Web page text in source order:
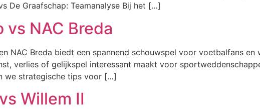
De Graafschap: Teamanalyse Bij het […]
vs NAC Breda
NAC Breda biedt een spannend schouwspel voor voetbalfans en
verlies of gelijkspel interessant maakt voor
we strategische tips voor […]
Willem II